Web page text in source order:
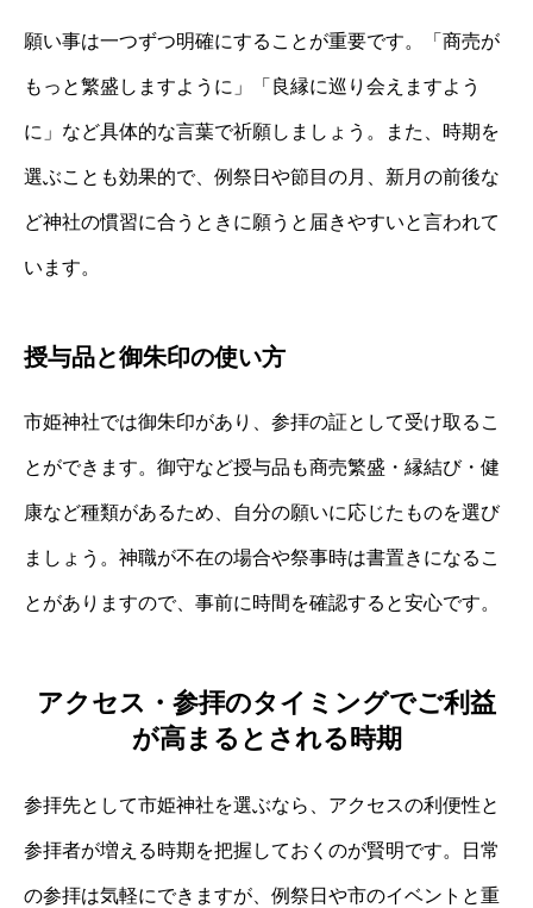
願い事は一つずつ明確にすることが重要です。「商売が
もっと繁盛しますように」「良縁に巡り会えますよう
に」など具体的な言葉で祈願しましょう。また、時期を
選ぶことも効果的で、例祭日や節目の月、新月の前後な
ど神社の慣習に合うときに願うと届きやすいと言われて
います。
授与品と御朱印の使い方
市姫神社では御朱印があり、参拝の証として受け取るこ
とができます。御守など授与品も商売繁盛・縁結び・健
康など種類があるため、自分の願いに応じたものを選び
ましょう。神職が不在の場合や祭事時は書置きになるこ
とがありますので、事前に時間を確認すると安心です。
アクセス・参拝のタイミングでご利益
が高まるとされる時期
参拝先として市姫神社を選ぶなら、アクセスの利便性と
参拝者が増える時期を把握しておくのが賢明です。日常
の参拝は気軽にできますが、例祭日や市のイベントと重